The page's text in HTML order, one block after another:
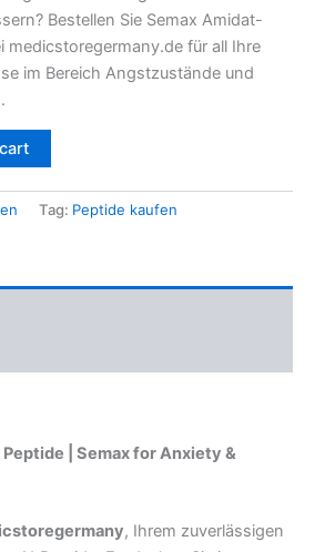
Bestellen Sie Semax Amidat-
medicstoregermany.de für all Ihre
im Bereich Angstzustände und
Tag: Peptide kaufen
| Semax for Anxiety &
, Ihrem zuverlässigen